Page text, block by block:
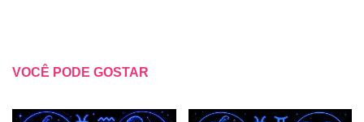
VOCÊ PODE GOSTAR